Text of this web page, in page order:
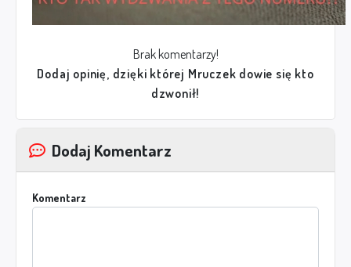
Brak komentarzy!
Dodaj opinię, dzięki której Mruczek dowie się kto
dzwonił!
Dodaj Komentarz
Komentarz